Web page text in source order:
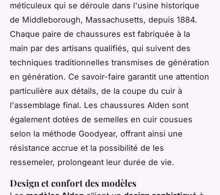
méticuleux qui se déroule dans l'usine historique
de Middleborough, Massachusetts, depuis 1884.
Chaque paire de chaussures est fabriquée à la
main par des artisans qualifiés, qui suivent des
techniques traditionnelles transmises de génération
en génération. Ce savoir-faire garantit une attention
particulière aux détails, de la coupe du cuir à
l'assemblage final. Les chaussures Alden sont
également dotées de semelles en cuir cousues
selon la méthode Goodyear, offrant ainsi une
résistance accrue et la possibilité de les
ressemeler, prolongeant leur durée de vie.
Design et confort des modèles